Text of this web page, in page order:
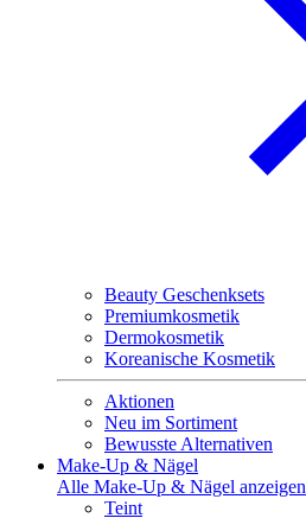
Beauty Geschenksets
Premiumkosmetik
Dermokosmetik
Koreanische Kosmetik
Aktionen
Neu im Sortiment
Bewusste Alternativen
Make-Up & Nägel
Alle Make-Up & Nägel anzeigen
Teint